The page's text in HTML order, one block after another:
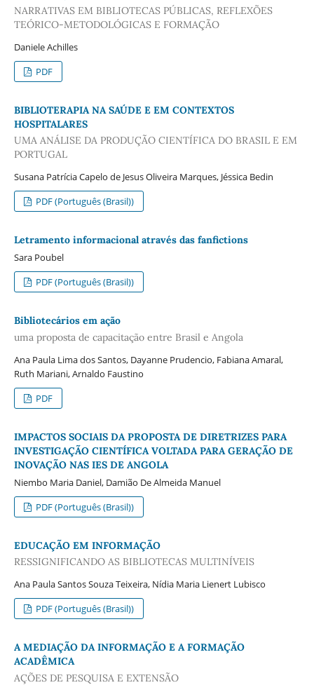
NARRATIVAS EM BIBLIOTECAS PÚBLICAS, REFLEXÕES
TEÓRICO-METODOLÓGICAS E FORMAÇÃO
Daniele Achilles
PDF
BIBLIOTERAPIA NA SAÚDE E EM CONTEXTOS
HOSPITALARES
UMA ANÁLISE DA PRODUÇÃO CIENTÍFICA DO BRASIL E EM
PORTUGAL
Susana Patrícia Capelo de Jesus Oliveira Marques, Jéssica Bedin
PDF (Português (Brasil))
Letramento informacional através das fanfictions
Sara Poubel
PDF (Português (Brasil))
Bibliotecários em ação
uma proposta de capacitação entre Brasil e Angola
Ana Paula Lima dos Santos, Dayanne Prudencio, Fabiana Amaral,
Ruth Mariani, Arnaldo Faustino
PDF
IMPACTOS SOCIAIS DA PROPOSTA DE DIRETRIZES PARA
INVESTIGAÇÃO CIENTÍFICA VOLTADA PARA GERAÇÃO DE
INOVAÇÃO NAS IES DE ANGOLA
Niembo Maria Daniel, Damião De Almeida Manuel
PDF (Português (Brasil))
EDUCAÇÃO EM INFORMAÇÃO
RESSIGNIFICANDO AS BIBLIOTECAS MULTINÍVEIS
Ana Paula Santos Souza Teixeira, Nídia Maria Lienert Lubisco
PDF (Português (Brasil))
A MEDIAÇÃO DA INFORMAÇÃO E A FORMAÇÃO
ACADÊMICA
AÇÕES DE PESQUISA E EXTENSÃO